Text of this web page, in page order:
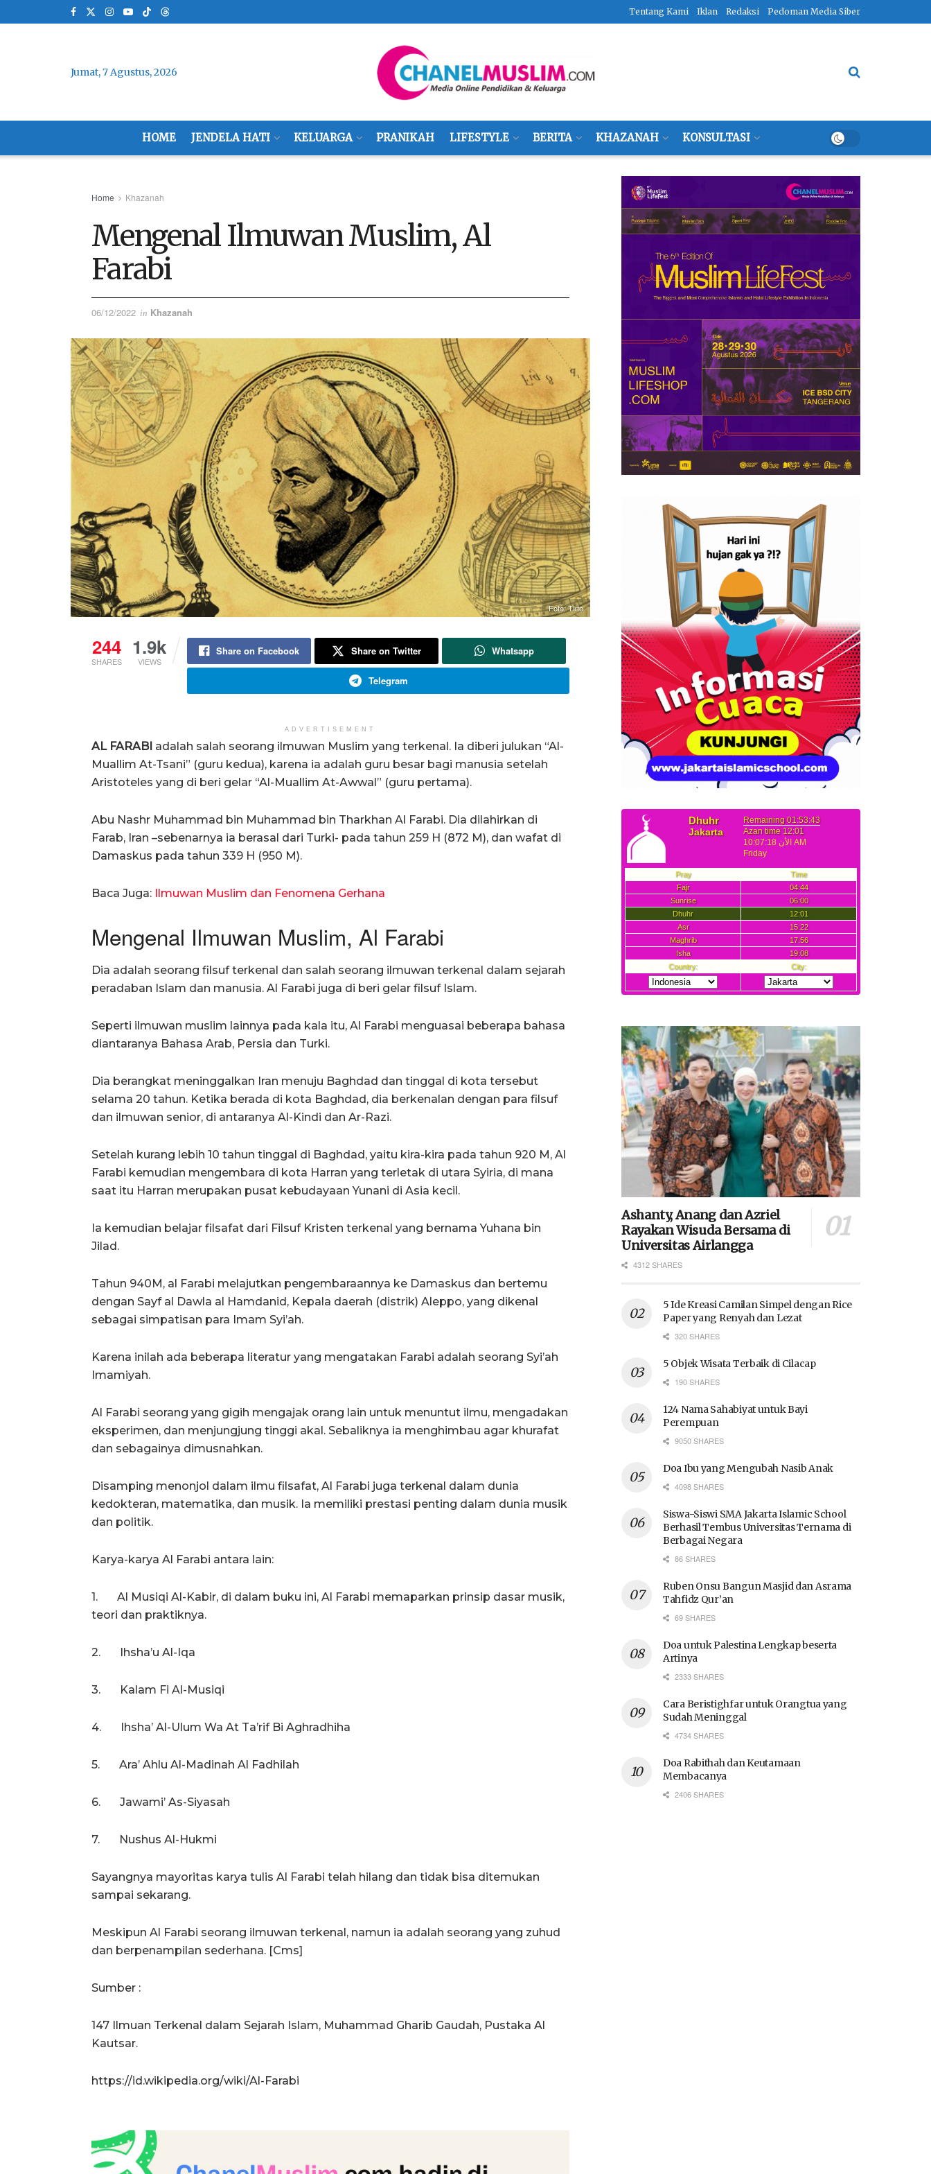
Tentang Kami Iklan Redaksi Pedoman Media Siber
Jumat, 7 Agustus, 2026
HOME JENDELA HATI KELUARGA PRANIKAH LIFESTYLE BERITA KHAZANAH KONSULTASI
Home Khazanah
Mengenal Ilmuwan Muslim, Al
Farabi
06/12/2022 in Khazanah
Foto: Tirto
244
SHARES
1.9k
VIEWS
Share on Facebook Share on Twitter Whatsapp
Telegram
ADVERTISEMENT
AL FARABI adalah salah seorang ilmuwan Muslim yang terkenal. Ia diberi julukan “Al-
Muallim At-Tsani” (guru kedua), karena ia adalah guru besar bagi manusia setelah
Aristoteles yang di beri gelar “Al-Muallim At-Awwal” (guru pertama).
Abu Nashr Muhammad bin Muhammad bin Tharkhan Al Farabi. Dia dilahirkan di
Farab, Iran –sebenarnya ia berasal dari Turki- pada tahun 259 H (872 M), dan wafat di
Damaskus pada tahun 339 H (950 M).
Baca Juga: Ilmuwan Muslim dan Fenomena Gerhana
Mengenal Ilmuwan Muslim, Al Farabi
Dia adalah seorang filsuf terkenal dan salah seorang ilmuwan terkenal dalam sejarah
peradaban Islam dan manusia. Al Farabi juga di beri gelar filsuf Islam.
Seperti ilmuwan muslim lainnya pada kala itu, Al Farabi menguasai beberapa bahasa
diantaranya Bahasa Arab, Persia dan Turki.
Dia berangkat meninggalkan Iran menuju Baghdad dan tinggal di kota tersebut
selama 20 tahun. Ketika berada di kota Baghdad, dia berkenalan dengan para filsuf
dan ilmuwan senior, di antaranya Al-Kindi dan Ar-Razi.
Setelah kurang lebih 10 tahun tinggal di Baghdad, yaitu kira-kira pada tahun 920 M, Al
Farabi kemudian mengembara di kota Harran yang terletak di utara Syiria, di mana
saat itu Harran merupakan pusat kebudayaan Yunani di Asia kecil.
Ia kemudian belajar filsafat dari Filsuf Kristen terkenal yang bernama Yuhana bin
Jilad.
Tahun 940M, al Farabi melajutkan pengembaraannya ke Damaskus dan bertemu
dengan Sayf al Dawla al Hamdanid, Kepala daerah (distrik) Aleppo, yang dikenal
sebagai simpatisan para Imam Syi’ah.
Karena inilah ada beberapa literatur yang mengatakan Farabi adalah seorang Syi’ah
Imamiyah.
Al Farabi seorang yang gigih mengajak orang lain untuk menuntut ilmu, mengadakan
eksperimen, dan menjungjung tinggi akal. Sebaliknya ia menghimbau agar khurafat
dan sebagainya dimusnahkan.
Disamping menonjol dalam ilmu filsafat, Al Farabi juga terkenal dalam dunia
kedokteran, matematika, dan musik. Ia memiliki prestasi penting dalam dunia musik
dan politik.
Karya-karya Al Farabi antara lain:
1. Al Musiqi Al-Kabir, di dalam buku ini, Al Farabi memaparkan prinsip dasar musik,
teori dan praktiknya.
2. Ihsha’u Al-Iqa
3. Kalam Fi Al-Musiqi
4. Ihsha’ Al-Ulum Wa At Ta’rif Bi Aghradhiha
5. Ara’ Ahlu Al-Madinah Al Fadhilah
6. Jawami’ As-Siyasah
7. Nushus Al-Hukmi
Sayangnya mayoritas karya tulis Al Farabi telah hilang dan tidak bisa ditemukan
sampai sekarang.
Meskipun Al Farabi seorang ilmuwan terkenal, namun ia adalah seorang yang zuhud
dan berpenampilan sederhana. [Cms]
Sumber :
147 Ilmuan Terkenal dalam Sejarah Islam, Muhammad Gharib Gaudah, Pustaka Al
Kautsar.
https://id.wikipedia.org/wiki/Al-Farabi
Ashanty, Anang dan Azriel
Rayakan Wisuda Bersama di
Universitas Airlangga
4312 SHARES
5 Ide Kreasi Camilan Simpel dengan Rice
Paper yang Renyah dan Lezat
320 SHARES
5 Objek Wisata Terbaik di Cilacap
190 SHARES
124 Nama Sahabiyat untuk Bayi
Perempuan
9050 SHARES
Doa Ibu yang Mengubah Nasib Anak
4098 SHARES
Siswa-Siswi SMA Jakarta Islamic School
Berhasil Tembus Universitas Ternama di
Berbagai Negara
86 SHARES
Ruben Onsu Bangun Masjid dan Asrama
Tahfidz Qur’an
69 SHARES
Doa untuk Palestina Lengkap beserta
Artinya
2333 SHARES
Cara Beristighfar untuk Orangtua yang
Sudah Meninggal
4734 SHARES
Doa Rabithah dan Keutamaan
Membacanya
2406 SHARES